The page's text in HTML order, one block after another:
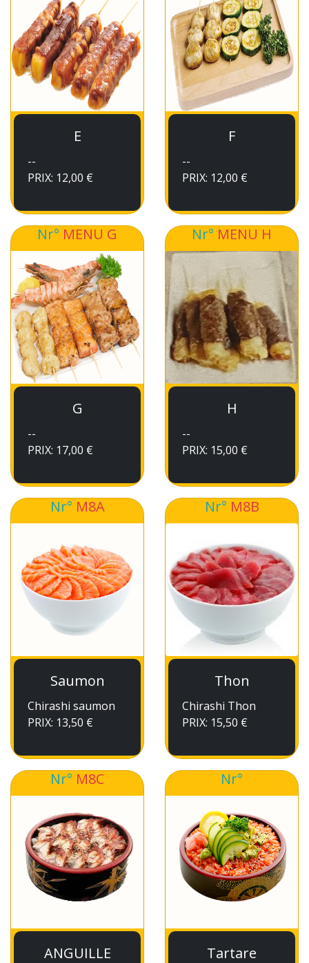
E
--
PRIX: 12,00 €
F
--
PRIX: 12,00 €
Nr° MENU G
G
--
PRIX: 17,00 €
Nr° MENU H
H
--
PRIX: 15,00 €
Nr° M8A
Saumon
Chirashi saumon
PRIX: 13,50 €
Nr° M8B
Thon
Chirashi Thon
PRIX: 15,50 €
Nr° M8C
ANGUILLE
Nr°
Tartare